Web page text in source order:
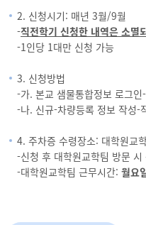
2. 신청시기: 매년 3월/9월
-직전학기 신청한 내역은 소멸
-1인당 1대만 신청 가능
3. 신청방법
-가. 본교 샘물통합정보 로그
-나. 신규-차량등록 정보 작성-
4. 주차증 수령장소: 대학원교
-신청 후 대학원교학팀 방문 시
-대학원교학팀 근무시간: 월요